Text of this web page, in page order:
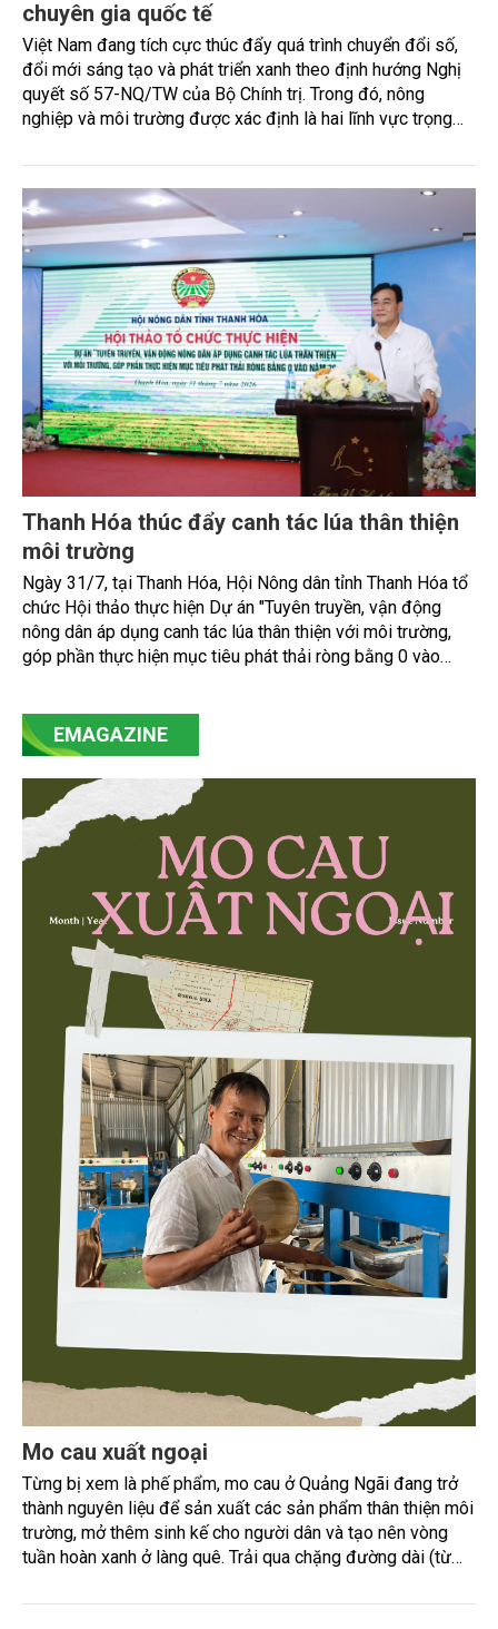
chuyên gia quốc tế
Việt Nam đang tích cực thúc đẩy quá trình chuyển đổi số,
đổi mới sáng tạo và phát triển xanh theo định hướng Nghị
quyết số 57-NQ/TW của Bộ Chính trị. Trong đó, nông
nghiệp và môi trường được xác định là hai lĩnh vực trọng
cam kết bền vững toàn cầu, đặc biệt là mục tiêu đưa phát
thải ròng bằng 0 (Net-Zero) vào năm 2050.
Thanh Hóa thúc đẩy canh tác lúa thân thiện
môi trường
Ngày 31/7, tại Thanh Hóa, Hội Nông dân tỉnh Thanh Hóa tổ
chức Hội thảo thực hiện Dự án "Tuyên truyền, vận động
nông dân áp dụng canh tác lúa thân thiện với môi trường,
góp phần thực hiện mục tiêu phát thải ròng bằng 0 vào
nghiên cứu, doanh nghiệp, hợp tác xã và nông dân đang
trực tiếp triển khai mô hình sản xuất lúa phát thải thấp.
EMAGAZINE
Mo cau xuất ngoại
Từng bị xem là phế phẩm, mo cau ở Quảng Ngãi đang trở
thành nguyên liệu để sản xuất các sản phẩm thân thiện môi
trường, mở thêm sinh kế cho người dân và tạo nên vòng
tuần hoàn xanh ở làng quê. Trải qua chặng đường dài (từ
trong nước và quốc tế đón nhận.